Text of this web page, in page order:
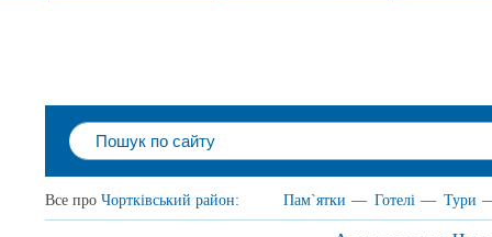
Все про Чортківський район: Пам`ятки — Готелі — Тури